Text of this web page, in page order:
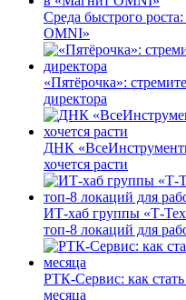
Среда быстрого
OMNI»
«Пятёрочка»:
директора
ДНК
хочется расти
ИТ-хаб группы «Т-
топ-8 локаций для
РТК-Сервис: как
месяца